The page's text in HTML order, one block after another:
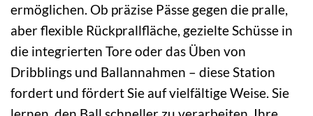
ermöglichen. Ob präzise Pässe gegen die pralle,
aber flexible Rückprallfläche, gezielte Schüsse in
die integrierten Tore oder das Üben von
Dribblings und Ballannahmen – diese Station
fordert und fördert Sie auf vielfältige Weise. Sie